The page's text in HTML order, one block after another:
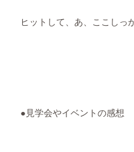
ヒットして、あ、ここしっ
●見学会やイベントの感想